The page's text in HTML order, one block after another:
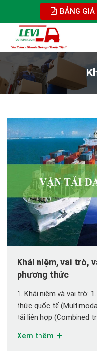
BẢNG GIÁ
Khái niệm, vai trò,
phương thức
1. Khái niệm và vai trò:
thức quốc tế
tải liên hợp (Combined
nhất hai phương thức
Xem thêm